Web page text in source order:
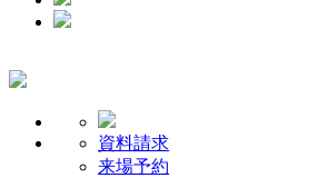
資料請求
来場予約